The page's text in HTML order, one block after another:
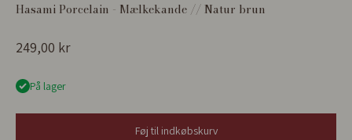
Hasami Porcelain - Mælkekande // Natur brun
Salgspris
249,00 kr
På lager
Føj til indkøbskurv